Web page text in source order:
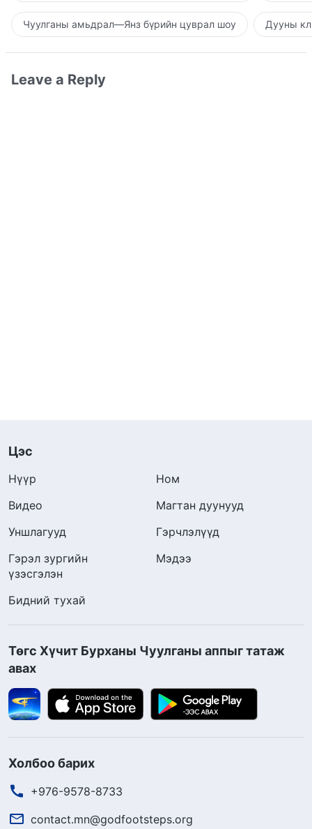
Чуулганы амьдрал—Янз бүрийн цуврал шоу Дууны
Leave a Reply
Цэс
Нүүр
Ном
Видео
Магтан дуунууд
Уншлагууд
Гэрчлэлүүд
Гэрэл зургийн
үзэсгэлэн
Мэдээ
Бидний тухай
Төгс Хүчит Бурханы Чуулганы аппыг татаж
авах
Холбоо барих
+976-9578-8733
contact.mn@godfootsteps.org